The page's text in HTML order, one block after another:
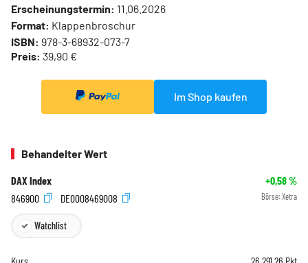
Erscheinungstermin: 11.06.2026
Format: Klappenbroschur
ISBN: 978-3-68932-073-7
Preis: 39,90 €
Im Shop kaufen
Behandelter Wert
DAX Index +0,58%
846900
DE0008469008 Börse: Xetra
Watchlist
Kurs 26.291,26 Pkt